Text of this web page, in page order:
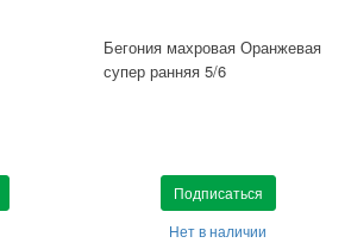
Бегония махровая Оранжевая
супер ранняя 5/6
Подписаться
Нет в наличии